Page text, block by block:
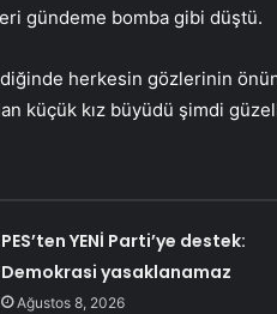
gündeme bomba gibi düştü.
herkesin gözlerinin
küçük kız büyüdü şimdi
PES’ten YENİ Parti’ye destek:
Demokrasi yasaklanamaz
Ağustos 8, 2026